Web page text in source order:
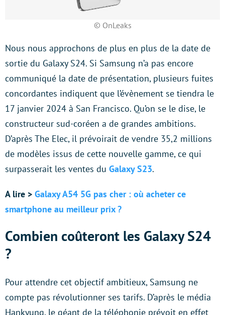
© OnLeaks
Nous nous approchons de plus en plus de la date de
sortie du Galaxy S24. Si Samsung n’a pas encore
communiqué la date de présentation, plusieurs fuites
concordantes indiquent que l’évènement se tiendra le
17 janvier 2024 à San Francisco. Qu’on se le dise, le
constructeur sud-coréen a de grandes ambitions.
D’après The Elec, il prévoirait de vendre 35,2 millions
de modèles issus de cette nouvelle gamme, ce qui
surpasserait les ventes du Galaxy S23.
A lire > Galaxy A54 5G pas cher : où acheter ce
smartphone au meilleur prix ?
Combien coûteront les Galaxy S24
?
Pour attendre cet objectif ambitieux, Samsung ne
compte pas révolutionner ses tarifs. D’après le média
Hankyung, le géant de la téléphonie prévoit en effet